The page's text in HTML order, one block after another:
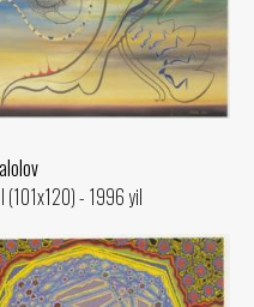
(101x120) - 1996 yil